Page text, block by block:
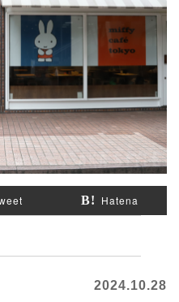
Hatena
2024.10.28